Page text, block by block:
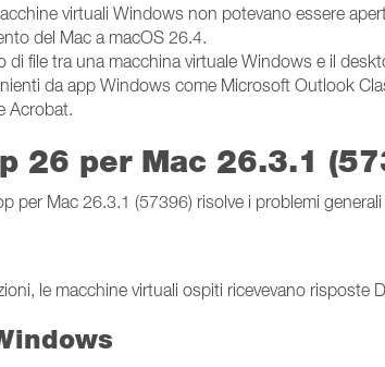
virtuali Windows non potevano essere
del Mac a macOS 26.4.
di file tra una macchina virtuale Windows e il
da app Windows come Microsoft Outlook
Acrobat.
26 per Mac 26.3.1
per Mac 26.3.1 (57396) risolve i problemi
le macchine virtuali ospiti ricevevano risposte